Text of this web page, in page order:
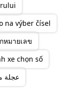
na výber čísel
หมายเลข
xe chọn số
عجلة